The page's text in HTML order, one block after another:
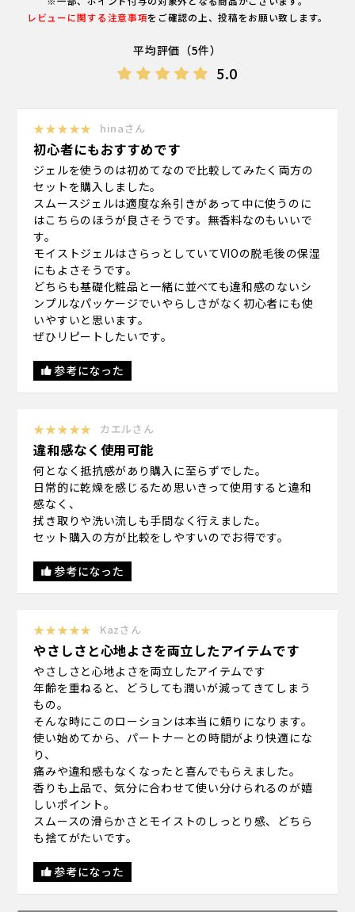
レビューに関する注意事項をご確認の上、投稿をお願い致します。
平均評価（5件）
5.0
★★★★★ hinaさん
初心者にもおすすめです
ジェルを使うのは初めてなので比較してみたく両方の
セットを購入しました。
スムースジェルは適度な糸引きがあって中に使うのに
はこちらのほうが良さそうです。無香料なのもいいで
す。
モイストジェルはさらっとしていてVIOの脱毛後の保湿
にもよさそうです。
どちらも基礎化粧品と一緒に並べても違和感のないシ
ンプルなパッケージでいやらしさがなく初心者にも使
いやすいと思います。
ぜひリピートしたいです。
参考になった
★★★★★ カエルさん
違和感なく使用可能
何となく抵抗感があり購入に至らずでした。
日常的に乾燥を感じるため思いきって使用すると違和
感なく、
拭き取りや洗い流しも手間なく行えました。
セット購入の方が比較をしやすいのでお得です。
参考になった
★★★★★ Kazさん
やさしさと心地よさを両立したアイテムです
やさしさと心地よさを両立したアイテムです
年齢を重ねると、どうしても潤いが減ってきてしまう
もの。
そんな時にこのローションは本当に頼りになります。
使い始めてから、パートナーとの時間がより快適にな
り、
痛みや違和感もなくなったと喜んでもらえました。
香りも上品で、気分に合わせて使い分けられるのが嬉
しいポイント。
スムースの滑らかさとモイストのしっとり感、どちら
も捨てがたいです。
参考になった